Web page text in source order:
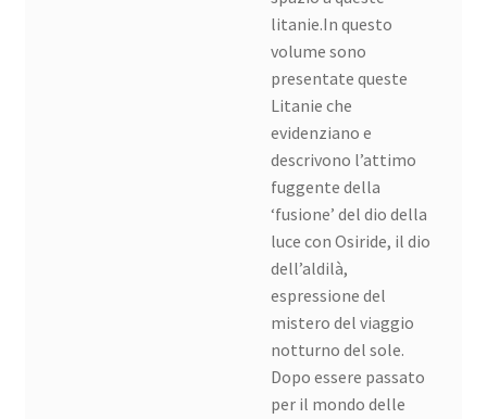
litanie.In questo
volume sono
presentate queste
Litanie che
evidenziano e
descrivono l’attimo
fuggente della
‘fusione’ del dio della
luce con Osiride, il dio
dell’aldilà,
espressione del
mistero del viaggio
notturno del sole.
Dopo essere passato
per il mondo delle